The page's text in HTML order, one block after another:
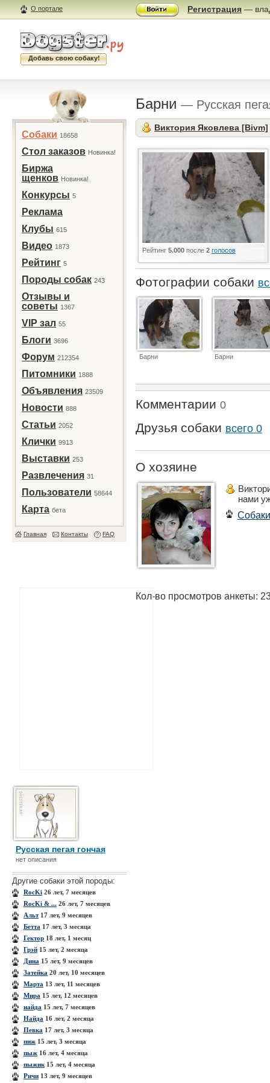
О портале Регистрация —
Добавь свою собаку!
Собаки 18658
Стол заказов Новинка!
Биржа
щенков Новинка!
Конкурсы 5
Реклама
Клубы 615
Видео 1873
Рейтинг 5
Породы собак 243
Отзывы и
советы 1367
VIP зал 55
Блоги 3696
Форум 212354
Питомники 1888
Объявления 23509
Новости 888
Статьи 2052
Клички 9913
Выставки 253
Развлечения 31
Пользователи 58644
Карта бета
Главная Контакты FAQ
Русская пегая гончая
нет описания
Другие собаки этой породы:
RocKi 26 лет, 7 месяцев
RocKi & ... 26 лет, 7 месяцев
Альт17 лет, 9 месяцев
Бетта 17 лет, 3 месяца
Гектор 18 лет, 1 месяц
Грэй 15 лет, 2 месяца
Дина 15 лет, 9 месяцев
Затейка 20 лет, 10 месяцев
Марта 13 лет, 11 месяцев
Мира 15 лет, 12 месяцев
найда 15 лет, 7 месяцев
Найда 16 лет, 2 месяца
Певка 17 лет, 3 месяца
пиж 15 лет, 3 месяца
пыж 16 лет, 4 месяца
пыжик 15 лет, 4 месяца
Ричи 13 лет, 9 месяцев
Барни — Русская
Виктория Яковлева [Bivm]
Рейтинг 5.000 после 2 голосов
Фотографии собаки
Барни Барни
Комментарии 0
Друзья собаки всего 0
О хозяине
нами
Собаки
Кол-во просмотров анкеты: